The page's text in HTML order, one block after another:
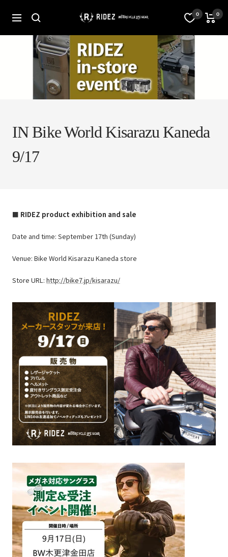
content
Navigation
オ
フ
ィ
シ
ャ
ル
ス
ト
ア
RIDEZ
0 0
IN Bike World Kisarazu Kaneda
9/17
■ RIDEZ product exhibition and sale
Date and time: September 17th (Sunday)
Venue: Bike World Kisarazu Kaneda store
Store URL: http://bike7.jp/kisarazu/